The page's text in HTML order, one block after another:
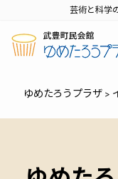
芸術と科学
ゆめたろうプラザ >